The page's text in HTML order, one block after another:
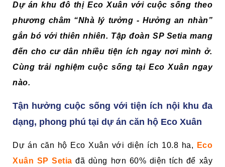
Dự án khu đô thị Eco Xuân với cuộc sống theo
phương châm “Nhà lý tưởng - Hưởng an nhàn”
gắn bó với thiên nhiên. Tập đoàn SP Setia mang
đến cho cư dân nhiều tiện ích ngay nơi mình ở.
Cùng trải nghiệm cuộc sống tại Eco Xuân ngay
nào.
Tận hưởng cuộc sống với tiện ích nội khu đa
dạng, phong phú tại dự án căn hộ Eco Xuân
Dự án căn hộ Eco Xuân với diện ích 10.8 ha,
Eco
Xuân SP Setia đã dùng hơn 60% diện tích để xây